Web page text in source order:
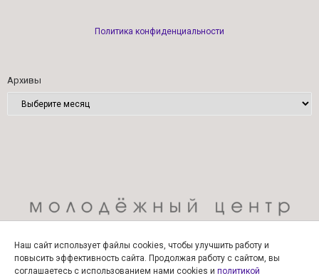
Политика конфиденциальности
Архивы
Наш сайт использует файлы cookies, чтобы улучшить работу и
повысить эффективность сайта. Продолжая работу с сайтом, вы
соглашаетесь с использованием нами cookies и политикой